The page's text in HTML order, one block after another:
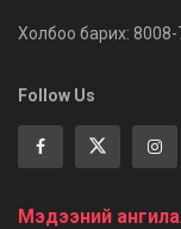
Холбоо барих: 8008-
Follow Us
Мэдээний